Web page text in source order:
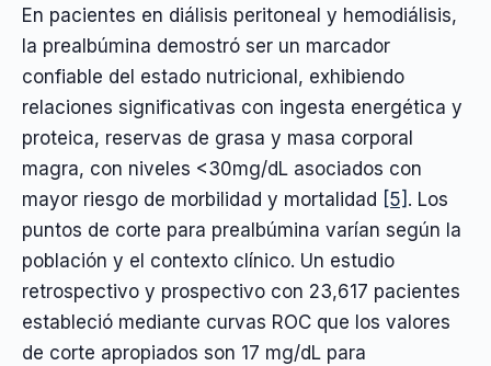
En pacientes en diálisis peritoneal y hemodiálisis,
la prealbúmina demostró ser un marcador
confiable del estado nutricional, exhibiendo
relaciones significativas con ingesta energética y
proteica, reservas de grasa y masa corporal
magra, con niveles <30mg/dL asociados con
mayor riesgo de morbilidad y mortalidad [5] . Los
puntos de corte para prealbúmina varían según la
población y el contexto clínico. Un estudio
retrospectivo y prospectivo con 23,617 pacientes
estableció mediante curvas ROC que los valores
de corte apropiados son 17 mg/dL para